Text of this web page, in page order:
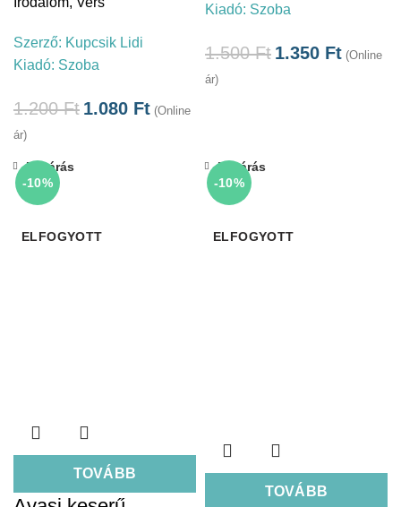
Szerző: Kupcsik Lidi
Kiadó: Szoba
1.200Ft 1.080 Ft (Online
ár)
Kiadó: Szoba
1.500Ft 1.350 Ft (Online
ár)
-10%
ELFOGYOTT
TOVÁBB
Bezárás
-10%
ELFOGYOTT
TOVÁBB
Bezárás